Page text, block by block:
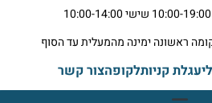
עגלת קניותלקופהצור קשר